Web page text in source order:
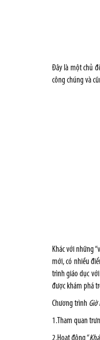
Đây là một chủ
công chúng và
Khác với những
mới, có nhiều
trình giáo dục
được khám phá
Chương trình Giờ
1.Tham quan